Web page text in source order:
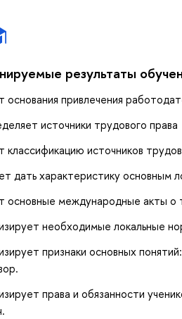
результаты
основания привлечения
источники трудового права
классификацию источников
дать характеристику основным
основные международные акты
необходимые локальные
признаки основных
права и обязанности